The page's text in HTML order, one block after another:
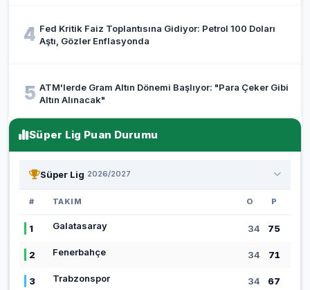
4 Fed Kritik Faiz Toplantısına Gidiyor: Petrol 100 Doları
Aştı, Gözler Enflasyonda
5 ATM'lerde Gram Altın Dönemi Başlıyor: "Para Çeker Gibi
Altın Alınacak"
Süper Lig Puan Durumu
Süper Lig 2026/2027
# TAKIM O P
1 Galatasaray 34 75
2 Fenerbahçe 34 71
3 Trabzonspor 34 67